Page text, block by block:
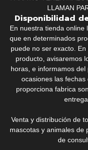
LLAMAN
Disponibilidad
En nuestra tienda online
que en determinados
puede no ser exacto.
producto, avisaremos
horas, e informamos
ocasiones las
proporciona fabrica
Venta y distribución de
mascotas y animales de
de